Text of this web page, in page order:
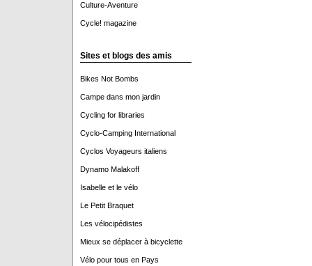
Culture-Aventure
Cycle! magazine
Sites et blogs des amis
Bikes Not Bombs
Campe dans mon jardin
Cycling for libraries
Cyclo-Camping International
Cyclos Voyageurs italiens
Dynamo Malakoff
Isabelle et le vélo
Le Petit Braquet
Les vélocipédistes
Mieux se déplacer à bicyclette
Vélo pour tous en Pays